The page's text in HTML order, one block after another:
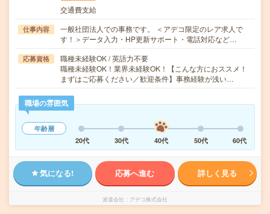
交通費支給
仕事内容
一般社団法人での事務です。 ＜アデコ限定のレア求人で
す！＞データ入力・HP更新サポート・電話対応など…
応募資格
職種未経験OK / 英語力不要
職種未経験OK！業界未経験OK！【こんな方におススメ！
まずはご応募ください／歓迎条件】事務経験が浅い…
職場の雰囲気
年齢層
20代
30代 40代 50代 60代
気になる! 応募へ進む 詳しく見る
派遣会社 アデコ株式会社